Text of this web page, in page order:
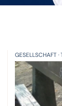
GESELLSCHAFT